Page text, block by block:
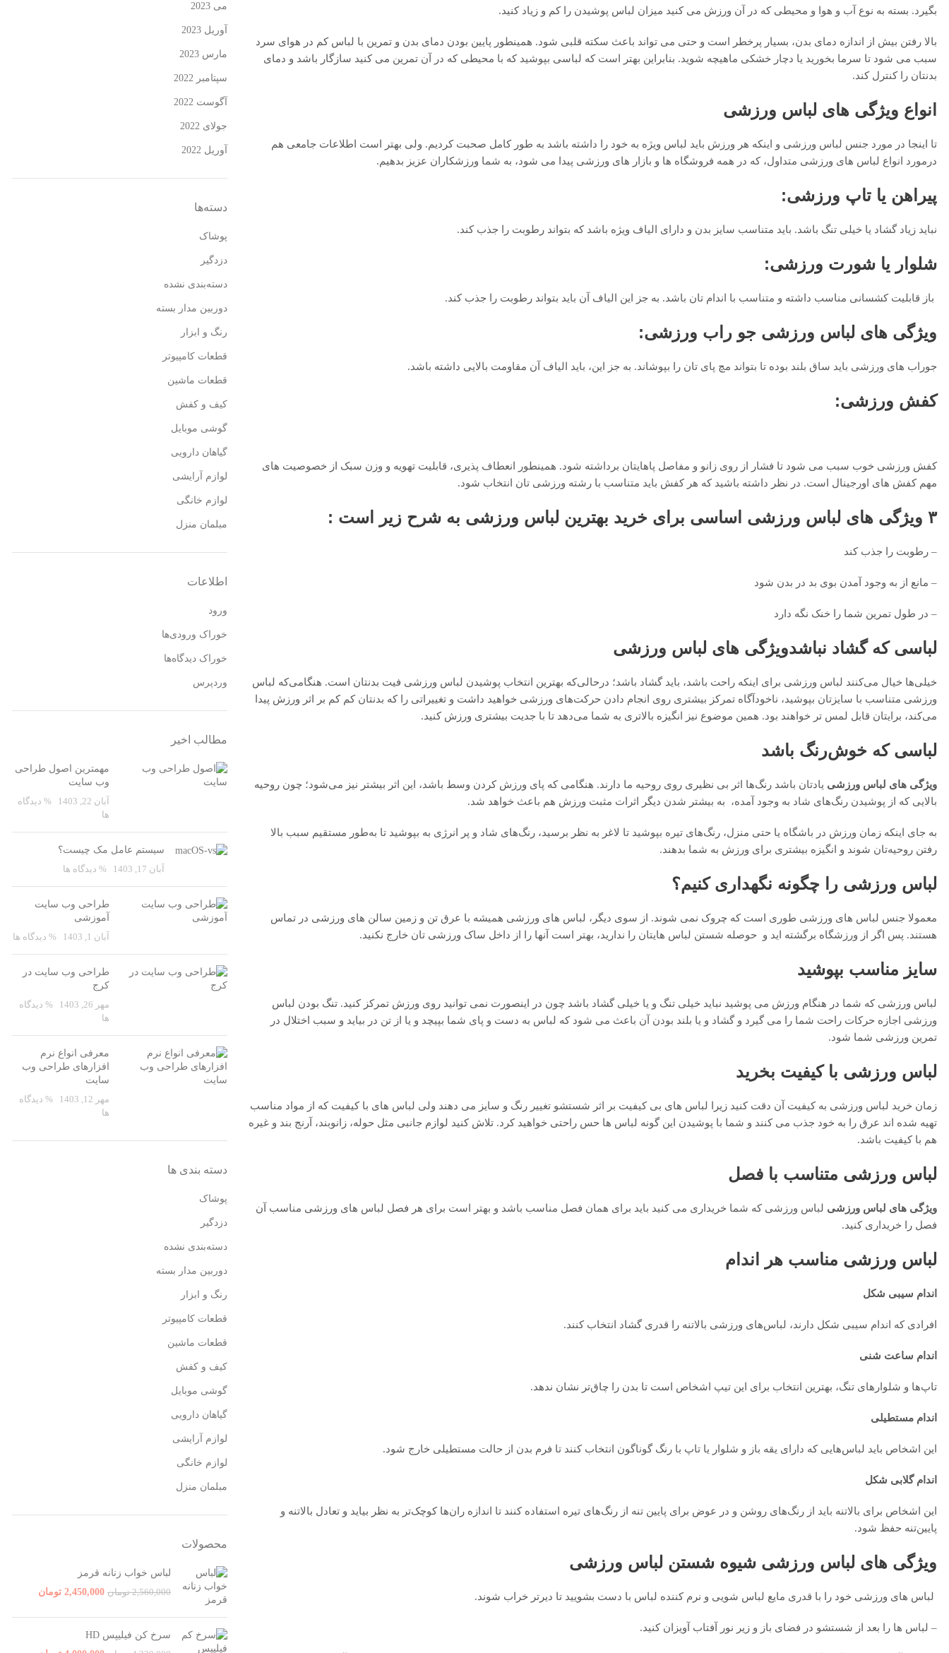
بگیرد. بسته به نوع آب و هوا و محیطی که در آن ورزش می کنید میزان لباس پوشیدن را کم و زیاد کنید.
بالا رفتن بیش از اندازه دمای بدن، بسیار پرخطر است و حتی می تواند باعث سکته قلبی شود. همینطور پایین بودن دمای بدن و تمرین با لباس کم در هوای سرد
سبب می شود تا سرما بخورید یا دچار خشکی ماهیچه شوید. بنابراین بهتر است که لباسی بپوشید که با محیطی که در آن تمرین می کنید سازگار باشد و دمای
بدنتان را کنترل کند.
انواع ویژگی های لباس ورزشی
تا اینجا در مورد جنس لباس ورزشی و اینکه هر ورزش باید لباس ویژه به خود را داشته باشد به طور کامل صحبت کردیم. ولی بهتر است اطلاعات جامعی هم
درمورد انواع لباس های ورزشی متداول، که در همه فروشگاه ها و بازار های ورزشی پیدا می شود، به شما ورزشکاران عزیز بدهیم.
پیراهن یا تاپ ورزشی:
نباید زیاد گشاد یا خیلی تنگ باشد. باید متناسب سایز بدن و دارای الیاف ویژه باشد که بتواند رطوبت را جذب کند.
شلوار یا شورت ورزشی:
باز قابلیت کشسانی مناسب داشته و متناسب با اندام تان باشد. به جز این الیاف آن باید بتواند رطوبت را جذب کند.
ویژگی های لباس ورزشی جو راب ورزشی:
جوراب های ورزشی باید ساق بلند بوده تا بتواند مچ پای تان را بپوشاند. به جز این، باید الیاف آن مقاومت بالایی داشته باشد.
کفش ورزشی:
کفش ورزشی خوب سبب می شود تا فشار از روی زانو و مفاصل پاهایتان برداشته شود. همینطور انعطاف پذیری، قابلیت تهویه و وزن سبک از خصوصیت های
مهم کفش های اورجینال است. در نظر داشته باشید که هر کفش باید متناسب با رشته ورزشی تان انتخاب شود.
۳ ویژگی های لباس ورزشی اساسی برای خرید بهترین لباس ورزشی به شرح زیر است :
– رطوبت را جذب کند‌
– مانع از به وجود آمدن‌ بوی بد‌ د‌ر بد‌ن شود‌
– د‌ر طول تمرین شما را خنک نگه د‌ارد‌
لباسی که گشاد نباشدویژگی های لباس ورزشی
خیلی‌ها خیال می‌کنند لباس ورزشی برای اینکه راحت باشد، باید گشاد باشد؛ در‌حالی‌که بهترین انتخاب پوشیدن لباس ورزشی فیت بدنتان است. هنگامی‌که لباس
ورزشی متناسب با سایزتان بپوشید، ناخودآگاه تمرکز بیشتری روی انجام دادن حرکت‌های ورزشی خواهید داشت و تغییراتی را که بدنتان کم کم بر اثر ورزش پیدا
می‌کند، برایتان قابل لمس تر خواهند بود. همین موضوع نیز انگیزه بالاتری به شما می‌دهد تا با جدیت بیشتری ورزش کنید.
لباسی که خوش‌رنگ باشد
ویژگی های لباس ورزشی یادتان باشد رنگ‌ها اثر بی نظیری روی روحیه ما دارند. هنگامی که پای ورزش کردن وسط باشد، این اثر بیشتر نیز می‌شود؛ چون روحیه
بالایی که از پوشیدن رنگ‌های شاد به وجود آمده، به بیشتر شدن دیگر اثرات مثبت ورزش هم باعث خواهد شد.
به جای اینکه زمان ورزش در باشگاه یا حتی منزل، رنگ‌های تیره بپوشید تا لاغر به نظر برسید، رنگ‌های شاد و پر انرژی به بپوشید تا به‌طور مستقیم سبب بالا
رفتن روحیه‌تان شوند و انگیزه بیشتری برای ورزش به شما بدهند.
لباس ورزشی را چگونه نگهداری کنیم؟
معمولا جنس لباس های ورزشی طوری است که چروک نمی شوند. از سوی دیگر، لباس های ورزشی همیشه با عرق تن و زمین سالن های ورزشی در تماس
هستند. پس اگر از ورزشگاه برگشته اید و حوصله شستن لباس هایتان را ندارید، بهتر است آنها را از داخل ساک ورزشی تان خارج نکنید.
سایز مناسب بپوشید
لباس ورزشی که شما در هنگام ورزش می پوشید نباید خیلی تنگ و یا خیلی گشاد باشد چون در اینصورت نمی توانید روی ورزش تمرکز کنید. تنگ بودن لباس
ورزشی اجازه حرکات راحت شما را می گیرد و گشاد و یا بلند بودن آن باعث می شود که لباس به دست و پای شما بپیچد و یا از تن در بیاید و سبب اختلال در
تمرین ورزشی شما شود.
لباس ورزشی با کیفیت بخرید
زمان خرید لباس ورزشی به کیفیت آن دقت کنید زیرا لباس های بی کیفیت بر اثر شستشو تغییر رنگ و سایز می دهند ولی لباس های با کیفیت که از مواد مناسب
تهیه شده اند عرق را به خود جذب می کنند و شما با پوشیدن این گونه لباس ها حس راحتی خواهید کرد. تلاش کنید لوازم جانبی مثل حوله، زانوبند، آرنج بند و غیره
هم با کیفیت باشد.
لباس ورزشی متناسب با فصل
ویژگی های لباس ورزشی لباس ورزشی که شما خریداری می کنید باید برای همان فصل مناسب باشد و بهتر است برای هر فصل لباس های ورزشی مناسب آن
فصل را خریداری کنید.
لباس ورزشی مناسب هر اندام
اندام سیبی شکل
افرادی که اندام سیبی شکل دارند، لباس‌های ورزشی بالاتنه را قدری گشاد انتخاب کنند.
اندام ساعت شنی
تاپ‌ها و شلوار‌های تنگ، بهترین انتخاب برای این تیپ اشخاص است تا بدن را چاق‌تر نشان ندهد.
اندام مستطیلی
این اشخاص باید لباس‌هایی که دارای یقه باز و شلوار یا تاپ با رنگ گوناگون انتخاب کنند تا فرم بدن از حالت مستطیلی خارج شود.
اندام گلابی شکل
این اشخاص برای بالاتنه باید از رنگ‌های روشن و در عوض برای پایین تنه از رنگ‌های تیره استفاده کنند تا اندازه ران‌ها کوچک‌تر به نظر بیاید و تعادل بالاتنه و
پایین‌تنه حفظ شود.
ویژگی های لباس ورزشی شیوه شستن لباس ورزشی
لباس های ورزشی خود را با قدری مایع لباس شویی و نرم کننده لباس با دست بشویید تا دیرتر خراب شوند.
– لباس ها را بعد از شستشو در فضای باز و زیر نور آفتاب آویزان کنید.
می 2023
آوریل 2023
مارس 2023
سپتامبر 2022
آگوست 2022
جولای 2022
آوریل 2022
دسته‌ها
پوشاک
دزدگیر
دسته‌بندی نشده
دوربین مدار بسته
رنگ و ابزار
قطعات کامپیوتر
قطعات ماشین
کیف و کفش
گوشی موبایل
گیاهان دارویی
لوازم آرایشی
لوازم خانگی
مبلمان منزل
اطلاعات
ورود
خوراک ورودی‌ها
خوراک دیدگاه‌ها
وردپرس
مطالب اخیر
مهمترین اصول طراحی
وب سایت
آبان 22, 1403
% دیدگاه
ها
سیستم عامل مک چیست؟
آبان 17, 1403 % دیدگاه ها
طراحی وب سایت
آموزشی
آبان 1, 1403 % دیدگاه ها
طراحی وب سایت در
کرج
مهر 26, 1403
% دیدگاه
ها
معرفی انواع نرم
افزارهای طراحی وب
سایت
مهر 12, 1403
% دیدگاه
ها
دسته بندی ها
پوشاک
دزدگیر
دسته‌بندی نشده
دوربین مدار بسته
رنگ و ابزار
قطعات کامپیوتر
قطعات ماشین
کیف و کفش
گوشی موبایل
گیاهان دارویی
لوازم آرایشی
لوازم خانگی
مبلمان منزل
محصولات
لباس خواب زنانه قرمز
2,560,000 تومان 2,450,000 تومان
سرخ کن فیلیپس HD